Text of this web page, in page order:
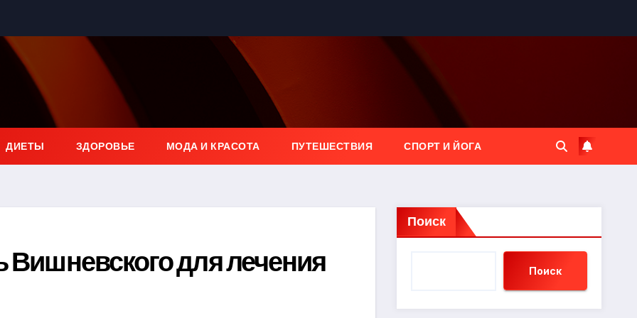
ДИЕТЫ ЗДОРОВЬЕ МОДА И КРАСОТА ПУТЕШЕСТВИЯ СПОРТ И ЙОГА
Вишневского для лечения
Поиск
Поиск